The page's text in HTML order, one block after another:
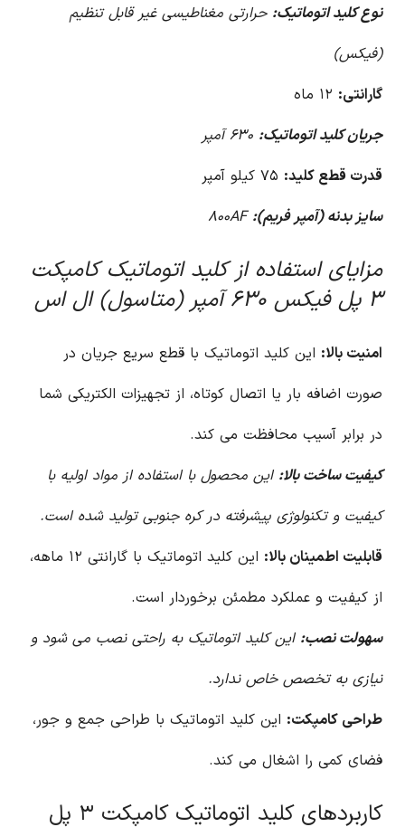
نوع کلید اتوماتیک: حرارتی مغناطیسی غیر قابل تنظیم
(فیکس)
گارانتی:
جریان کلید اتوماتیک:
قدرت قطع کلید:
سایز بدنه (آمپر فریم): ۸۰۰AF
مزایای استفاده از کلید اتوماتیک کامپکت
۳ پل فیکس ۶۳۰ آمپر (متاسول) ال اس
امنیت بالا: این کلید اتوماتیک با قطع سریع جریان در
صورت اضافه بار یا اتصال کوتاه، از تجهیزات الکتریکی شما
در برابر آسیب محافظت می کند.
کیفیت ساخت بالا: این محصول با استفاده از مواد اولیه با
کیفیت و تکنولوژی پیشرفته در کره جنوبی تولید شده است.
قابلیت اطمینان بالا:
این کلید اتوماتیک با گارانتی ۱۲ ماهه،
از کیفیت و عملکرد مطمئن برخوردار است.
سهولت نصب: این کلید اتوماتیک به راحتی نصب می شود و
نیازی به تخصص خاص ندارد.
طراحی کامپکت: این کلید اتوماتیک با طراحی جمع و جور،
فضای کمی را اشغال می کند.
کاربردهای کلید اتوماتیک کامپکت ۳ پل